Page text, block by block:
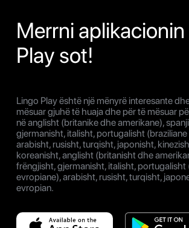
Merrni
Play sot!
Lingo Play është një mënyrë interesante
mësuar gjuhë të huaja dhe për të mësuar
në anglisht (britanike dhe amerikane),
gjermanisht, italisht, portugalisht
arabisht, rusisht, turqisht, japonisht,
koreanisht, anglisht (britanisht dhe
frëngjisht, gjermanisht, italisht, portugalisht
evropiane), arabisht, rusisht, turqisht,
evropian.